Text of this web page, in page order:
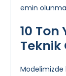
emin
10
Teknik